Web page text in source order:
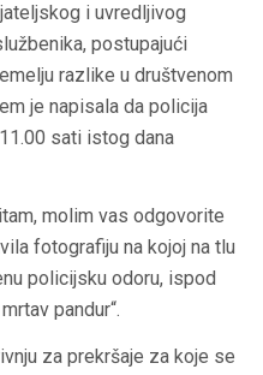
i uvredljivog
postupajući
razlike u društvenom
je napisala da policija
sati istog dana
molim vas odgovorite
fotografiju na kojoj na tlu
policijsku odoru, ispod
pandur“.
za prekršaje za koje se